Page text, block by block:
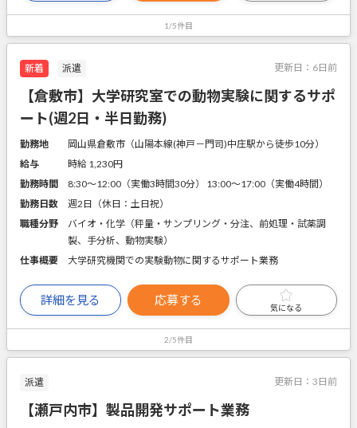
1/5件目
新着 派遣 更新日： 6日前
【倉敷市】大学研究室での動物実験に関するサポ
ート(週2日・半日勤務)
勤務地
岡山県倉敷市（山陽本線(神戸－門司)中庄駅から徒歩10分）
給与
時給 1,230円
勤務時間
8:30～12:00（実働3時間30分） 13:00～17:00（実働4時間）
勤務日数
週2日（休日：土日祝）
職種分野
バイオ・化学（秤量・サンプリング・分注、前処理・試薬調
製、手分析、動物実験）
仕事概要
大学研究機関での実験動物に関するサポート業務
詳細を見る 応募する
気になる
2/5件目
派遣 更新日： 3日前
【瀬戸内市】製品開発サポート業務